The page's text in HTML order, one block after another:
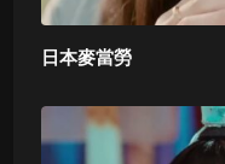
日本麥當勞